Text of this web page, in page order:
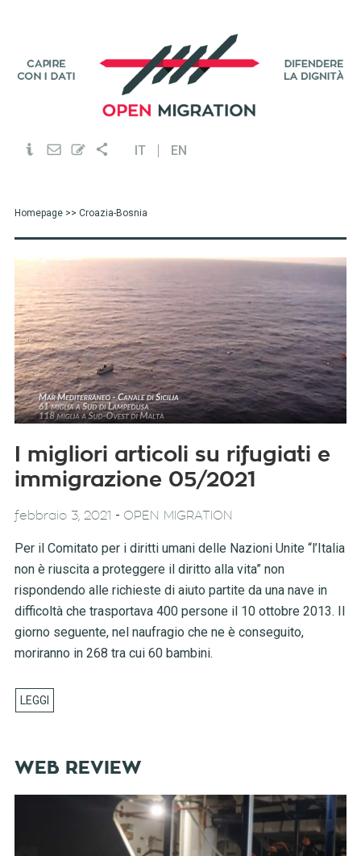
IT EN
Homepage>> Croazia-Bosnia
I migliori articoli su rifugiati e
immigrazione 05/2021
febbraio 3, 2021 - OPEN MIGRATION
Per il Comitato per i diritti umani delle Nazioni Unite “l’Italia
non è riuscita a proteggere il diritto alla vita” non
rispondendo alle richieste di aiuto partite da una nave in
difficoltà che trasportava 400 persone il 10 ottobre 2013. Il
giorno seguente, nel naufragio che ne è conseguito,
moriranno in 268 tra cui 60 bambini.
WEB REVIEW